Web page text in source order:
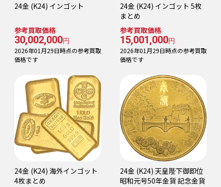
24金 (K24) インゴット
参考買取価格
30,002,000円
2026年01月29日時点の参考買取
価格です
24金 (K24) インゴット 5枚
まとめ
参考買取価格
15,001,000円
2026年01月29日時点の参考買取
価格です
24金 (K24) 海外インゴット
4枚まとめ
24金 (K24) 天皇陛下御即位
昭和元号50年金貨 記念金貨